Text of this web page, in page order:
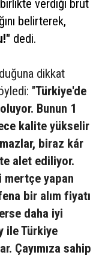
verdiği brüt
belirterek,
dedi.
dikkat
"Türkiye'de
Bunun 1
kalite yükselir
biraz kár
alet ediliyor.
mertçe yapan
bir alım fiyatı
daha iyi
ile Türkiye
Çayımıza sahip